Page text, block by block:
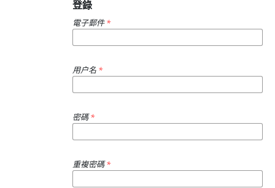
登錄
電子郵件*
用户名 *
密碼*
重複密碼*